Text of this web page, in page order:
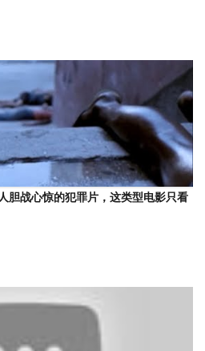
胆战心惊的犯罪片，这类型电影只看